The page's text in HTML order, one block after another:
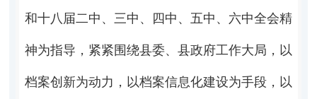
和十八届二中、三中、四中、五中、六中全会精
神为指导，紧紧围绕县委、县政府工作大局，以
档案创新为动力，以档案信息化建设为手段，以